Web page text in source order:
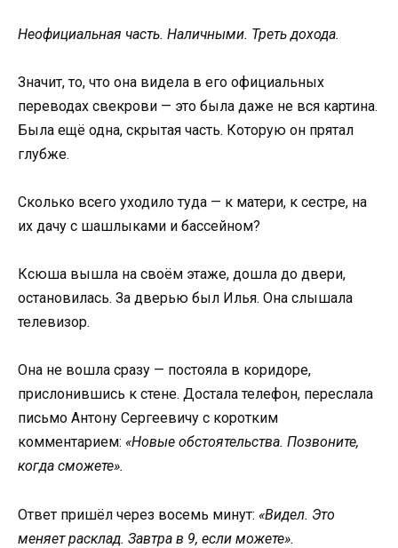
Неофициальная часть. Наличными. Треть дохода.
Значит, то, что она видела в его официальных
переводах свекрови — это была даже не вся картина.
Была ещё одна, скрытая часть. Которую он прятал
глубже.
Сколько всего уходило туда — к матери, к сестре, на
их дачу с шашлыками и бассейном?
Ксюша вышла на своём этаже, дошла до двери,
остановилась. За дверью был Илья. Она слышала
телевизор.
Она не вошла сразу — постояла в коридоре,
прислонившись к стене. Достала телефон, переслала
письмо Антону Сергеевичу с коротким
комментарием: «Новые обстоятельства. Позвоните,
когда сможете».
Ответ пришёл через восемь минут: «Видел. Это
меняет расклад. Завтра в 9, если можете».